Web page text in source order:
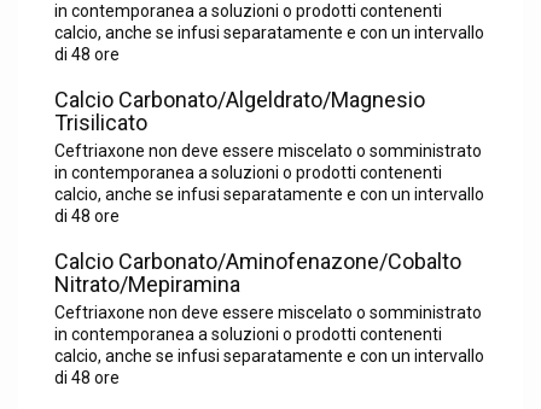
in contemporanea a soluzioni o prodotti contenenti
calcio, anche se infusi separatamente e con un intervallo
di 48 ore
Calcio Carbonato/Algeldrato/Magnesio
Trisilicato
Ceftriaxone non deve essere miscelato o somministrato
in contemporanea a soluzioni o prodotti contenenti
calcio, anche se infusi separatamente e con un intervallo
di 48 ore
Calcio Carbonato/Aminofenazone/Cobalto
Nitrato/Mepiramina
Ceftriaxone non deve essere miscelato o somministrato
in contemporanea a soluzioni o prodotti contenenti
calcio, anche se infusi separatamente e con un intervallo
di 48 ore